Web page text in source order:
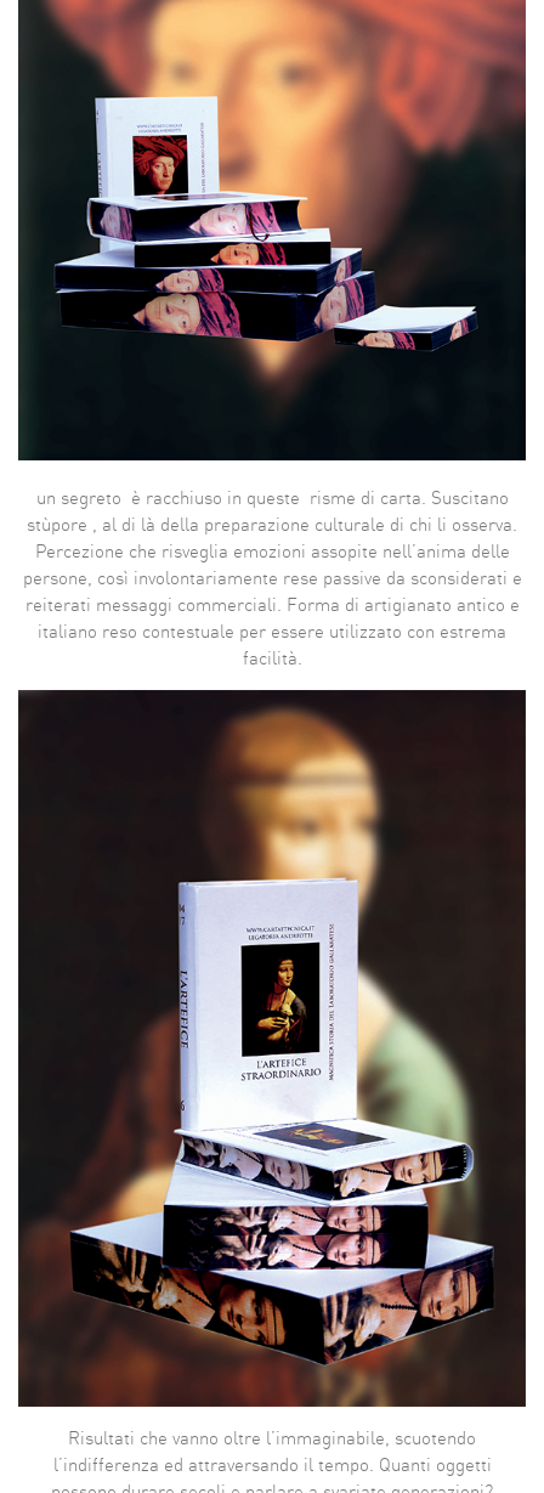
un segreto è racchiuso in queste risme di carta. Suscitano
stùpore , al di là della preparazione culturale di chi li osserva.
Percezione che risveglia emozioni assopite nell’anima delle
persone, così involontariamente rese passive da sconsiderati e
reiterati messaggi commerciali. Forma di artigianato antico e
italiano reso contestuale per essere utilizzato con estrema
facilità.
Risultati che vanno oltre l’immaginabile, scuotendo
l’indifferenza ed attraversando il tempo. Quanti oggetti